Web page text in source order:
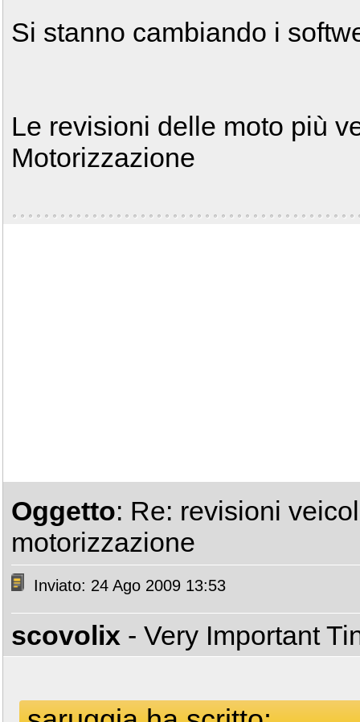
Si stanno cambiando i
Le revisioni delle moto più
Motorizzazione
Oggetto: Re: revisioni
motorizzazione
Inviato: 24 Ago 2009 13:53
scovolix - Very Important